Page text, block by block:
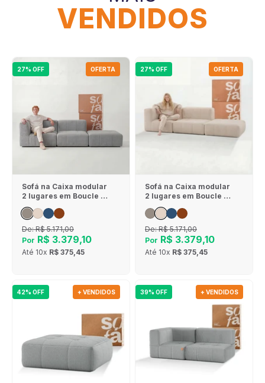
VENDIDOS
27% OFF OFERTA
Sofá na Caixa modular
2 lugares em Boucle - 1
Braço com Apoio de pé
- Cinza
De:R$ 5.171,00
Por R$ 3.379,10
Até 10x R$ 375,45
27% OFF OFERTA
Sofá na Caixa modular
2 lugares em Boucle - 1
Braço com Apoio de pé
- Linho
De:R$ 5.171,00
Por R$ 3.379,10
Até 10x R$ 375,45
42% OFF + VENDIDOS 39% OFF + VENDIDOS